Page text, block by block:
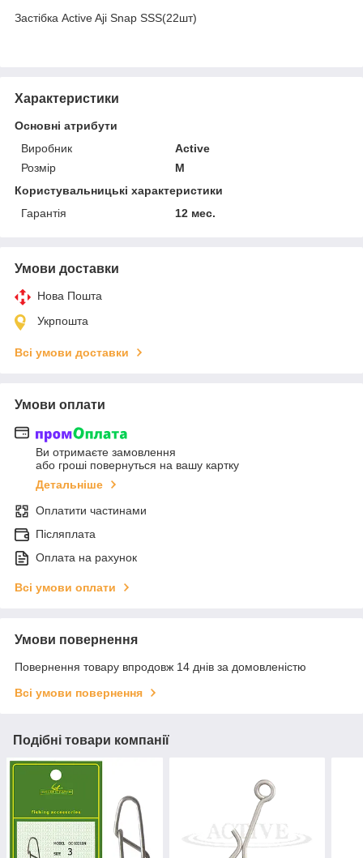
Застібка Active Aji Snap SSS(22шт)
Характеристики
Основні атрибути
Виробник
Active
Розмір
M
Користувальницькі характеристики
Гарантія
12 мес.
Умови доставки
Нова Пошта
Укрпошта
Всі умови доставки
Умови оплати
Ви отримаєте замовлення
або гроші повернуться на вашу картку
Детальніше
Оплатити частинами
Післяплата
Оплата на рахунок
Всі умови оплати
Умови повернення
Повернення товару впродовж 14 днів за домовленістю
Всі умови повернення
Подібні товари компанії